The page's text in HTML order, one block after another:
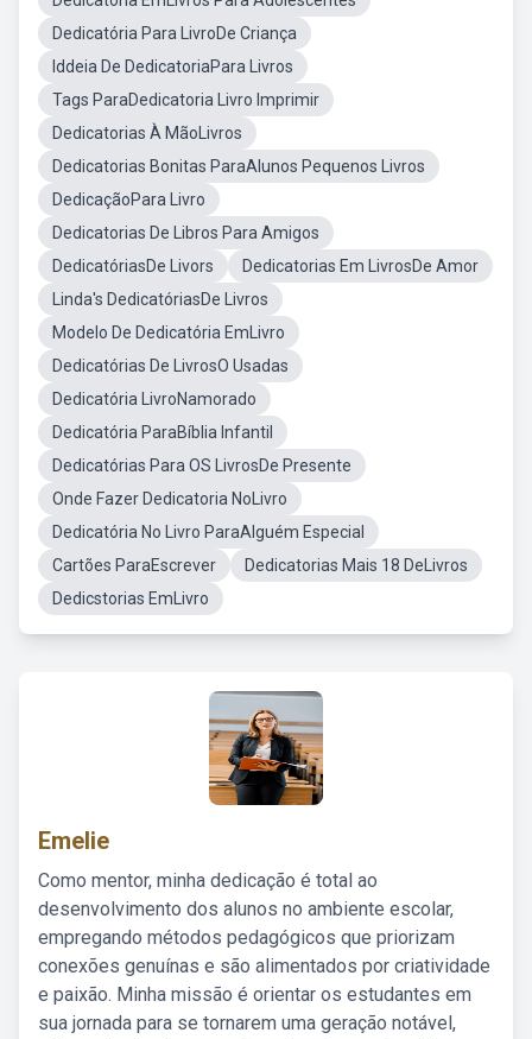
Dedicatória Para LivroDe Criança
Iddeia De DedicatoriaPara Livros
Tags ParaDedicatoria Livro Imprimir
Dedicatorias À MãoLivros
Dedicatorias Bonitas ParaAlunos Pequenos Livros
DedicaçãoPara Livro
Dedicatorias De Libros Para Amigos
DedicatóriasDe Livors
Dedicatorias Em LivrosDe Amor
Linda's DedicatóriasDe Livros
Modelo De Dedicatória EmLivro
Dedicatórias De LivrosO Usadas
Dedicatória LivroNamorado
Dedicatória ParaBíblia Infantil
Dedicatórias Para OS LivrosDe Presente
Onde Fazer Dedicatoria NoLivro
Dedicatória No Livro ParaAlguém Especial
Cartões ParaEscrever
Dedicatorias Mais 18 DeLivros
Dedicstorias EmLivro
Emelie
Como mentor, minha dedicação é total ao
desenvolvimento dos alunos no ambiente escolar,
empregando métodos pedagógicos que priorizam
conexões genuínas e são alimentados por criatividade
e paixão. Minha missão é orientar os estudantes em
sua jornada para se tornarem uma geração notável,